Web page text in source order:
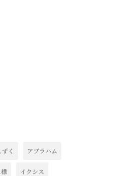
く アブラハム
イクシス